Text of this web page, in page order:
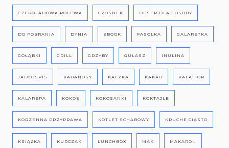
CZEKOLADOWA POLEWA CZOSNEK DESER DLA 1 OSOBY
DO POBRANIA DYNIA EBOOK FASOLKA GALARETKA
GOŁĄBKI GRILL GRZYBY GULASZ INULINA
JADŁOSPIS KABANOSY KACZKA KAKAO KALAFIOR
KALAREPA KOKOS KOKOSANKI KOKTAJLE
KORZENNA PRZYPRAWA KOTLET SCHABOWY KRUCHE CIASTO
KSIĄŻKA KURCZAK LUNCHBOX MAK MAKARON